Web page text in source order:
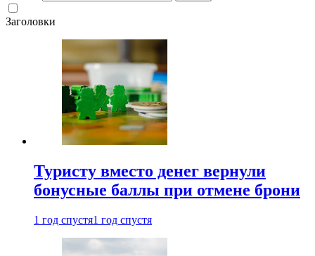
Заголовки
Туристу вместо денег вернули
бонусные баллы при отмене брони
1 год спустя1 год спустя